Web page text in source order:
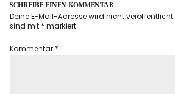
SCHREIBE EINEN KOMMENTAR
Deine E-Mail-Adresse wird nicht veröffentlicht.
sind mit * markiert
Kommentar *